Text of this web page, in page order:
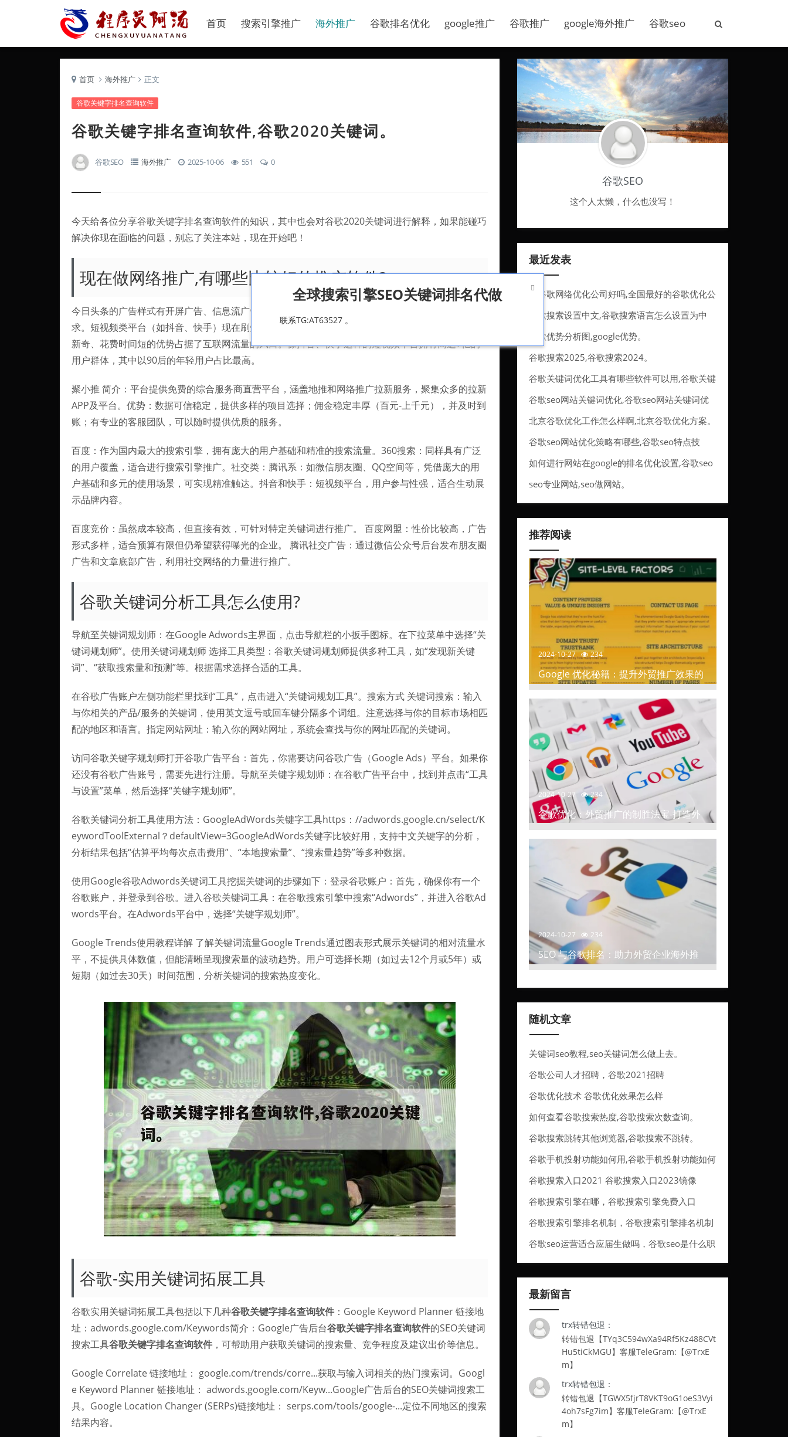
首页 搜索引擎推广 海外推广 谷歌排名优化 google推广 谷歌推广 google海外推广 谷歌seo
首页 海外推广 正文
谷歌关键字排名查询软件
谷歌关键字排名查询软件,谷歌2020关键词。
谷歌SEO 海外推广 2025-10-06 551 0
今天给各位分享谷歌关键字排名查询软件的知识，其中也会对谷歌2020关键词进行解释，如果能碰巧
解决你现在面临的问题，别忘了关注本站，现在开始吧！
现在做网络推广,有哪些比较好的推广软件?
今日头条的广告样式有开屏广告、信息流广告、详情页广告三种形式，满足广告主的多方位的推广需
求。短视频类平台（如抖音、快手）现在刷短视频成了人们碎片化时间的消遣方式，短视频以其有趣
新奇、花费时间短的优势占据了互联网流量的风口。像抖音、快手这样的短视频平台拥有高达7亿的
用户群体，其中以90后的年轻用户占比最高。
聚小推 简介：平台提供免费的综合服务商直营平台，涵盖地推和网络推广拉新服务，聚集众多的拉新
APP及平台。优势：数据可信稳定，提供多样的项目选择；佣金稳定丰厚（百元-上千元），并及时到
账；有专业的客服团队，可以随时提供优质的服务。
百度：作为国内最大的搜索引擎，拥有庞大的用户基础和精准的搜索流量。360搜索：同样具有广泛
的用户覆盖，适合进行搜索引擎推广。社交类：腾讯系：如微信朋友圈、QQ空间等，凭借庞大的用
户基础和多元的使用场景，可实现精准触达。抖音和快手：短视频平台，用户参与性强，适合生动展
示品牌内容。
百度竞价：虽然成本较高，但直接有效，可针对特定关键词进行推广。 百度网盟：性价比较高，广告
形式多样，适合预算有限但仍希望获得曝光的企业。 腾讯社交广告：通过微信公众号后台发布朋友圈
广告和文章底部广告，利用社交网络的力量进行推广。
谷歌关键词分析工具怎么使用?
导航至关键词规划师：在Google Adwords主界面，点击导航栏的小扳手图标。在下拉菜单中选择“关
键词规划师”。使用关键词规划师 选择工具类型：谷歌关键词规划师提供多种工具，如“发现新关键
词”、“获取搜索量和预测”等。根据需求选择合适的工具。
在谷歌广告账户左侧功能栏里找到“工具”，点击进入“关键词规划工具”。搜索方式 关键词搜索：输入
与你相关的产品/服务的关键词，使用英文逗号或回车键分隔多个词组。注意选择与你的目标市场相匹
配的地区和语言。指定网站网址：输入你的网站网址，系统会查找与你的网址匹配的关键词。
访问谷歌关键字规划师打开谷歌广告平台：首先，你需要访问谷歌广告（Google Ads）平台。如果你
还没有谷歌广告账号，需要先进行注册。导航至关键字规划师：在谷歌广告平台中，找到并点击“工具
与设置”菜单，然后选择“关键字规划师”。
谷歌关键词分析工具使用方法：GoogleAdWords关键字工具https：//adwords.google.cn/select/K
eywordToolExternal？defaultView=3GoogleAdWords关键字比较好用，支持中文关键字的分析，
分析结果包括“估算平均每次点击费用”、“本地搜索量”、“搜索量趋势”等多种数据。
使用Google谷歌Adwords关键词工具挖掘关键词的步骤如下：登录谷歌账户：首先，确保你有一个
谷歌账户，并登录到谷歌。进入谷歌关键词工具：在谷歌搜索引擎中搜索“Adwords”，并进入谷歌Ad
words平台。在Adwords平台中，选择“关键字规划师”。
Google Trends使用教程详解 了解关键词流量Google Trends通过图表形式展示关键词的相对流量水
平，不提供具体数值，但能清晰呈现搜索量的波动趋势。用户可选择长期（如过去12个月或5年）或
短期（如过去30天）时间范围，分析关键词的搜索热度变化。
谷歌-实用关键词拓展工具
谷歌实用关键词拓展工具包括以下几种谷歌关键字排名查询软件 ：Google Keyword Planner 链接地
址：adwords.google.com/Keywords简介：Google广告后台谷歌关键字排名查询软件的SEO关键词
搜索工具谷歌关键字排名查询软件 ，可帮助用户获取关键词的搜索量、竞争程度及建议出价等信息。
Google Correlate 链接地址： google.com/trends/corre...获取与输入词相关的热门搜索词。Googl
e Keyword Planner 链接地址： adwords.google.com/Keyw...Google广告后台的SEO关键词搜索工
具。Google Location Changer (SERPs)链接地址： serps.com/tools/google-...定位不同地区的搜索
结果内容。
谷歌SEO
这个人太懒，什么也没写！
最近发表
做谷歌网络优化公司好吗,全国最好的谷歌优化公
司。
谷歌搜索设置中文,谷歌搜索语言怎么设置为中
文。
谷歌优势分析图,google优势。
谷歌搜索2025,谷歌搜索2024。
谷歌关键词优化工具有哪些软件可以用,谷歌关键
词优化工具有哪些软件可以用的。
谷歌seo网站关键词优化,谷歌seo网站关键词优
化方法。
北京谷歌优化工作怎么样啊,北京谷歌优化方案。
谷歌seo网站优化策略有哪些,谷歌seo特点技
巧。
如何进行网站在google的排名优化设置,谷歌seo
排名优化服务。
seo专业网站,seo做网站。
推荐阅读
2024-10-27 234
Google 优化秘籍：提升外贸推广效果的
关键
2024-10-27 234
谷歌优化：外贸推广的制胜法宝-打造外
贸推广中的高排名网站
2024-10-27 234
SEO 与谷歌排名：助力外贸企业海外推
广
随机文章
关键词seo教程,seo关键词怎么做上去。
谷歌公司人才招聘，谷歌2021招聘
谷歌优化技术 谷歌优化效果怎么样
如何查看谷歌搜索热度,谷歌搜索次数查询。
谷歌搜索跳转其他浏览器,谷歌搜索不跳转。
谷歌手机投射功能如何用,谷歌手机投射功能如何
用。
谷歌搜索入口2021 谷歌搜索入口2023镜像
谷歌搜索引擎在哪，谷歌搜索引擎免费入口
谷歌搜索引擎排名机制，谷歌搜索引擎排名机制
怎么设置
谷歌seo运营适合应届生做吗，谷歌seo是什么职
业
最新留言
trx转错包退：
转错包退【TYq3C594wXa94Rf5Kz488CVt
Hu5tiCkMGU】客服TeleGram:【@TrxE
m】
trx转错包退：
转错包退【TGWX5fjrT8VKT9oG1oeS3Vyi
4oh7sFg7im】客服TeleGram:【@TrxE
m】

全球搜索引擎SEO关键词排名代做
联系TG:AT63527 。